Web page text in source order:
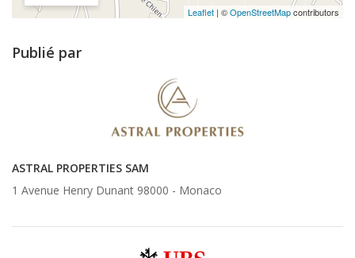
Leaflet | ©OpenStreetMapcontributors
Publié par
ASTRAL PROPERTIES SAM
1 Avenue Henry Dunant 98000 - Monaco